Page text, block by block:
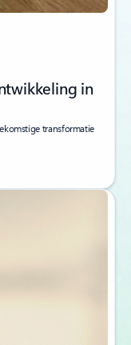
in
transformatie